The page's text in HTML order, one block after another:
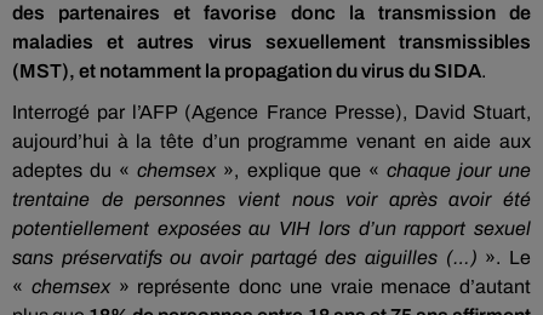
des partenaires et favorise donc la transmission de
maladies et autres virus sexuellement transmissibles
(MST), et notamment la propagation du virus du SIDA.
Interrogé par l’AFP (Agence France Presse), David Stuart,
aujourd’hui à la tête d’un programme venant en aide aux
adeptes du «chemsex », explique que « chaque jour une
trentaine de personnes vient nous voir après avoir été
potentiellement exposées au VIH lors d’un rapport sexuel
sans préservatifs ou avoir partagé des aiguilles (…) ». Le
« chemsex» représente donc une vraie menace d’autant